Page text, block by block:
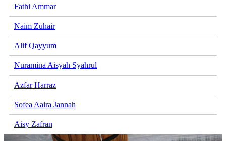
Fathi Ammar
Naim Zuhair
Alif Qayyum
Nuramina Aisyah Syahrul
Azfar Harraz
Sofea Aaira Jannah
Aisy Zafran